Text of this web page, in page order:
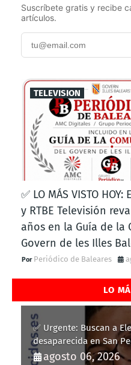
Suscríbete gratis y recibe
artículos.
TELEVISION
✅ LO MÁS VISTO
y RTBE Televisión
años en la Guía de la
Govern de les Illes
Periódico de Baleares
LO
✅ Urgente: Buscan a
desaparecida en San
agosto 06, 2026